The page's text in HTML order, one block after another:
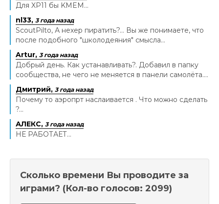
Для XP11 бы KMEM...
nl33, 3 года назад
ScoutPilto, А нехер пиратить?... Вы же понимаете, что
после подобного "школодеяния" смысла...
Artur, 3 года назад
Добрый день. Как устанавливать?. Добавил в папку
сообщества, не чего не меняется в панели самолёта....
Дмитрий, 3 года назад
Почему то аэропрт наслаивается . Что можно сделать
?...
АЛЕКС, 3 года назад
НЕ РАБОТАЕТ...
Сколько времени Вы проводите за
играми? (Кол-во голосов: 2099)